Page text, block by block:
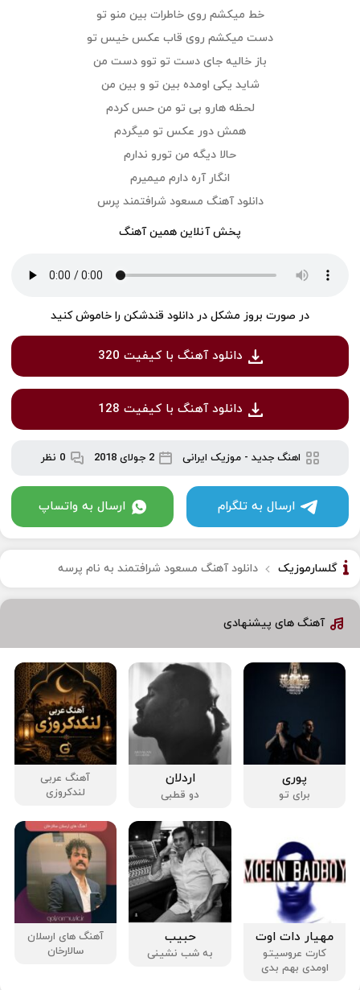
خط میکشم روی خاطرات بین منو تو
دست میکشم روی قاب عکس خیس تو
باز خالیه جای دست تو توو دست من
شاید یکی اومده بین تو و بین من
لحظه هارو بی تو من حس کردم
همش دور عکس تو میگردم
حالا دیگه من تورو ندارم
انگار آره دارم میمیرم
دانلود آهنگ ​مسعود شرافتمند پرس
پخش آنلاین همین آهنگ
در صورت بروز مشکل در دانلود قندشکن را خاموش کنید
دانلود آهنگ با کیفیت 320
دانلود آهنگ با کیفیت 128
اهنگ جدید- موزیک ایرانی 2 جولای 2018 0 نظر
ارسال به تلگرام ارسال به واتساپ
گلسارموزیک دانلود آهنگ ​مسعود شرافتمند به نام پرسه
آهنگ های پیشنهادی
پوری
برای تو
اردلان
دو قطبی
آهنگ عربی
لندکروزی
مهیار دات اوت
کارت عروسیتو
اومدی بهم بدی
حبیب
به شب نشینی
آهنگ های ارسلان
سالارخان